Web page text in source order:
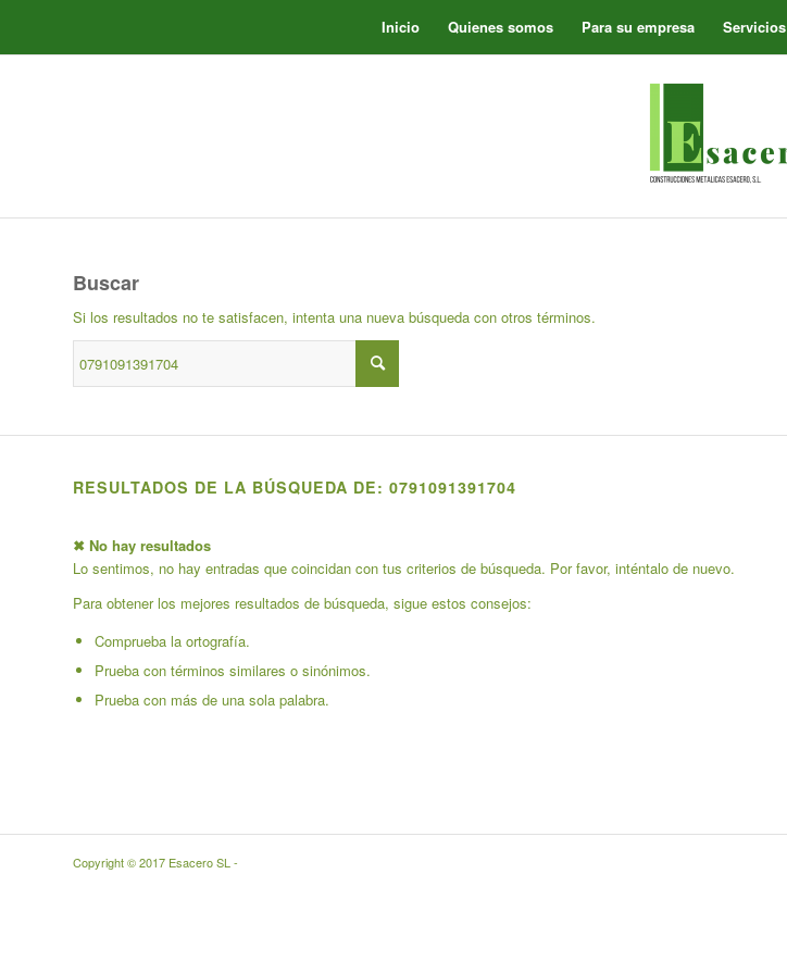
Inicio Quienes somos Para su empresa Servicios
Buscar
Si los resultados no te satisfacen, intenta una nueva búsqueda con otros términos.
RESULTADOS DE LA BÚSQUEDA DE: 0791091391704
✖ No hay resultados
Lo sentimos, no hay entradas que coincidan con tus criterios de búsqueda. Por favor, inténtalo de nuevo.
Para obtener los mejores resultados de búsqueda, sigue estos consejos:
Comprueba la ortografía.
Prueba con términos similares o sinónimos.
Prueba con más de una sola palabra.
Copyright © 2017 Esacero SL -